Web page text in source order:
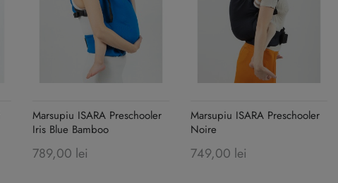
Marsupiu ISARA Preschooler
Iris Blue Bamboo
789,00 lei
Marsupiu ISARA Preschooler
Noire
749,00 lei